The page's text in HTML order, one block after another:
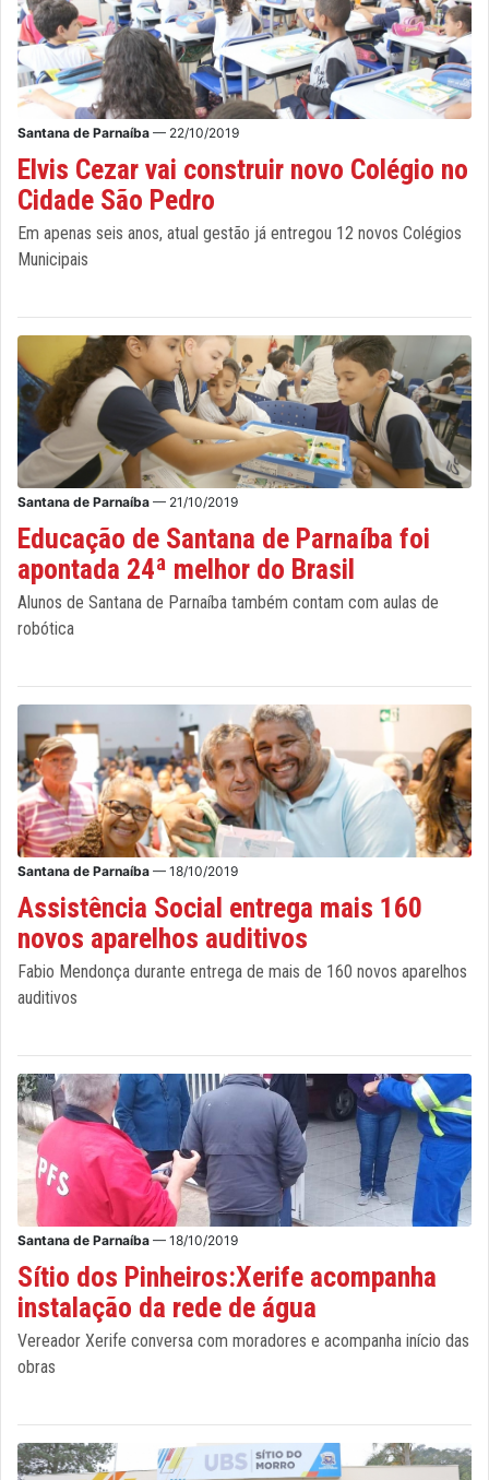
Santana de Parnaíba — 22/10/2019
Elvis Cezar vai construir novo Colégio no
Cidade São Pedro
Em apenas seis anos, atual gestão já entregou 12 novos Colégios
Municipais
Santana de Parnaíba — 21/10/2019
Educação de Santana de Parnaíba foi
apontada 24ª melhor do Brasil
Alunos de Santana de Parnaíba também contam com aulas de
robótica
Santana de Parnaíba — 18/10/2019
Assistência Social entrega mais 160
novos aparelhos auditivos
Fabio Mendonça durante entrega de mais de 160 novos aparelhos
auditivos
Santana de Parnaíba — 18/10/2019
Sítio dos Pinheiros:Xerife acompanha
instalação da rede de água
Vereador Xerife conversa com moradores e acompanha início das
obras